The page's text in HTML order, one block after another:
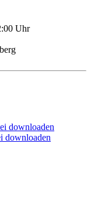
Uhr
downloaden
downloaden